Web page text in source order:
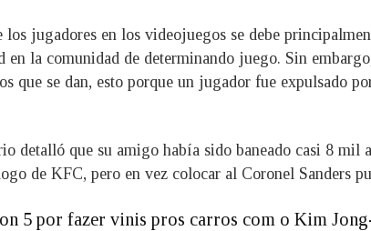
los jugadores en los videojuegos se debe
en la comunidad de determinando juego. Sin
que se dan, esto porque un jugador fue expulsado
detalló que su amigo había sido baneado casi 8 mil
de KFC, pero en vez colocar al Coronel Sanders
5 por fazer vinis pros carros com o Kim